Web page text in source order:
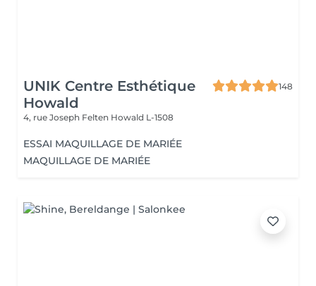
UNIK Centre Esthétique
Howald
148
4, rue Joseph Felten Howald L-1508
ESSAI MAQUILLAGE DE MARIÉE
MAQUILLAGE DE MARIÉE